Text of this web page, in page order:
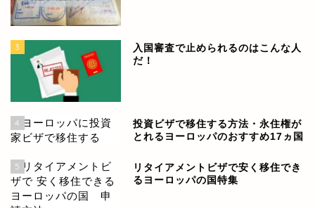
3
入国審査で止められるのはこんな人
だ！
4
投資ビザで移住する方法・永住権が
とれるヨーロッパのおすすめ17ヵ国
5
リタイアメントビザで安く移住でき
るヨーロッパの国特集